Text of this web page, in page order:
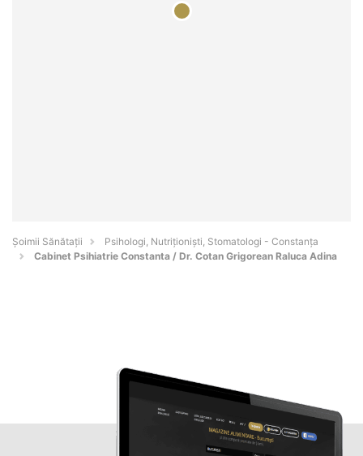
Şoimii Sănătații
Psihologi, Nutriționiști, Stomatologi - Constanţa
Cabinet Psihiatrie Constanta / Dr. Cotan Grigorean Raluca Adina